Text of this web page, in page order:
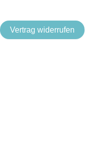
Vertrag widerrufen